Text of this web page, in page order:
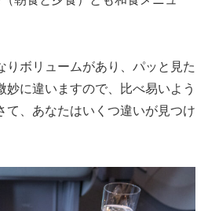
りボリュームがあり、パッと見た
妙に違いますので、比べ易いよう
て、あなたはいくつ違いが見つけ